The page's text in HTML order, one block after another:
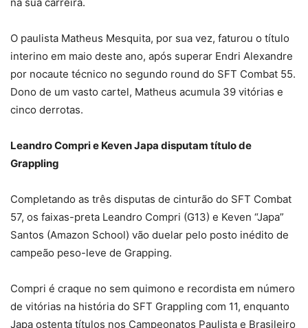
na sua carreira.
O paulista Matheus Mesquita, por sua vez, faturou o título
interino em maio deste ano, após superar Endri Alexandre
por nocaute técnico no segundo round do SFT Combat 55.
Dono de um vasto cartel, Matheus acumula 39 vitórias e
cinco derrotas.
Leandro Compri e Keven Japa disputam título de
Grappling
Completando as três disputas de cinturão do SFT Combat
57, os faixas-preta Leandro Compri (G13) e Keven “Japa”
Santos (Amazon School) vão duelar pelo posto inédito de
campeão peso-leve de Grapping.
Compri é craque no sem quimono e recordista em número
de vitórias na história do SFT Grappling com 11, enquanto
Japa ostenta títulos nos Campeonatos Paulista e Brasileiro